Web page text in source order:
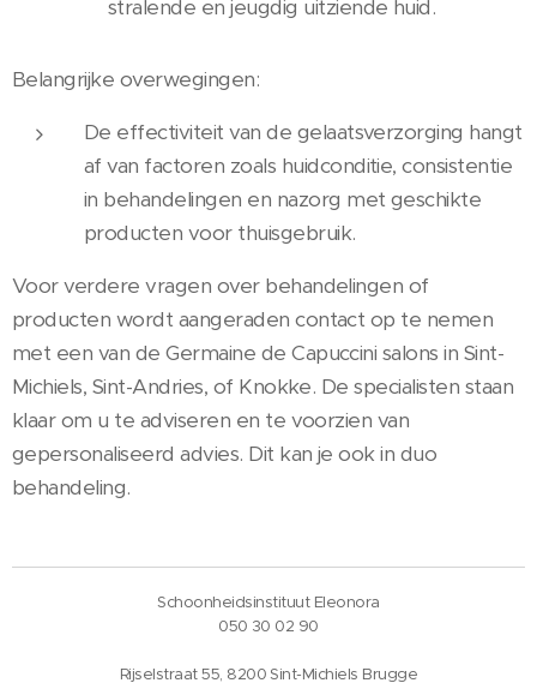
stralende en jeugdig uitziende huid.
Belangrijke overwegingen:
De effectiviteit van de gelaatsverzorging hangt
af van factoren zoals huidconditie, consistentie
in behandelingen en nazorg met geschikte
producten voor thuisgebruik.
Voor verdere vragen over behandelingen of
producten wordt aangeraden contact op te nemen
met een van de Germaine de Capuccini salons in Sint-
Michiels, Sint-Andries, of Knokke. De specialisten staan
klaar om u te adviseren en te voorzien van
gepersonaliseerd advies. Dit kan je ook in duo
behandeling.
Schoonheidsinstituut Eleonora
050 30 02 90
Rijselstraat 55, 8200 Sint-Michiels Brugge